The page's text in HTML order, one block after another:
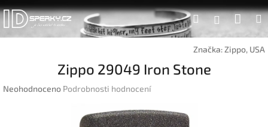
Přejít
na
obsah
Hledat
Značka:Zippo, USA
Zippo 29049 Iron Stone
Průměrné
Neohodnoceno Podrobnosti hodnocení